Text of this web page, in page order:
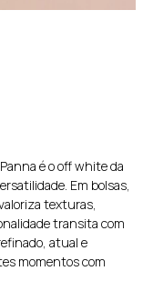
é o off white da
Em bolsas,
texturas,
transita com
atual e
momentos com